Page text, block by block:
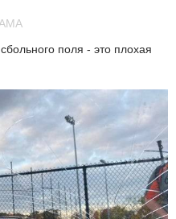
поля - это плохая